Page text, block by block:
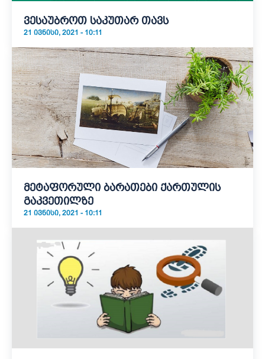
ვესაუბროთ საკუთარ თავს
21 ᲘᲕᲜᲘᲡᲘ, 2021 - 10:11
მეტაფორული ბარათები ქართულის
გაკვეთილზე
21 ᲘᲕᲜᲘᲡᲘ, 2021 - 10:11